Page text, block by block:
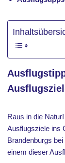
Raus in die
Ausflugsziele ins
Brandenburgs
einem dieser